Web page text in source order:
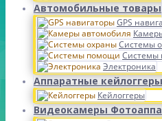
Автомобильные товары
GPS
Системы
Системы
Электроника
Аппаратные кейлоггеры
Кейлоггеры
Видеокамеры